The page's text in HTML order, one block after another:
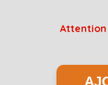
Attention